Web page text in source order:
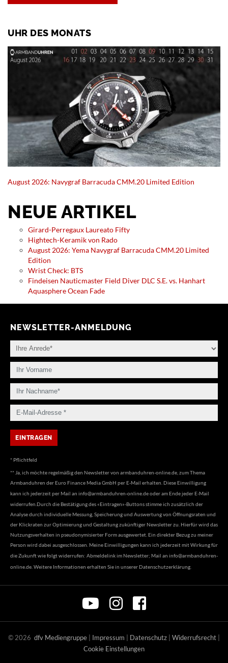
UHR DES MONATS
August 2026: Navygraf Barracuda CMM.20 Limited Edition
NEUE ARTIKEL
Girard-Perregaux Laureato Fifty
Hightech-Keramik von Rado
August 2026: Yema Navygraf Barracuda CMM.20 Limited
Edition
Wrist Check: BTS
Findeisen Nauticmaster Field Diver DLC S.E. vs. Hanhart
Aquasphere Ocean Fade
NEWSLETTER-ANMELDUNG
* Pflichtfeld
** Ja, ich möchte regelmäßig den Newsletter von armbanduhren-online.de, zum Thema
Armbanduhren der Euro Finance Media GmbH per E-Mail erhalten. Diese Einwilligung
kann ich jederzeit per Mail an info@armbanduhren-online.deoder am Ende jeder E-Mail
widerrufen.Durch die Bestätigung des «Eintragen»-Buttons stimme ich zusätzlich der
Analyse durch individuelle Messung, Speicherung und Auswertung von Öffnungsraten und
der Klickraten zur Optimierung und Gestaltung zukünftiger Newsletter zu. Hierfür wird das
Nutzungsverhalten in pseudonymisierter Form ausgewertet. Ein direkter Bezug zu meiner
Person wird dabei ausgeschlossen. Meine Einwilligungen kann ich jederzeit mit Wirkung für
die Zukunft wie folgt widerrufen: Abmeldelink im Newsletter; Mail an info@armbanduhren-
online.de . Weitere Informationen erhalten Sie in unserer Datenschutzerklärung
©2026 dfv Mediengruppe Impressum Datenschutz Widerrufsrecht
Cookie Einstellungen